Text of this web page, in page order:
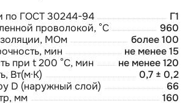
по ГОСТ 30244-94
Г1
проволокой, °С
960
МОм
более 100
мин
не менее 15
при t 200 °С, мин
не менее 120
Вт(м·К)
0,7 ± 0,2
D (наружный слой)
66
мм
160